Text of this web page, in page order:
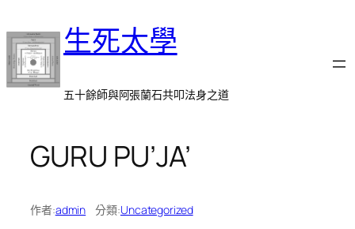
至
主
要
內
生死太學
五十餘師與阿張蘭石共叩法身之道
GURU PU’JA’
作者:admin 分類:Uncategorized